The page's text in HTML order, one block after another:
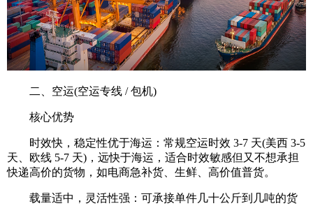
二、空运(空运专线 / 包机)
核心优势
时效快，稳定性优于海运：常规空运时效 3-7 天(美西 3-5
天、欧线 5-7 天)，远快于海运，适合时效敏感但又不想承担
快递高价的货物，如电商急补货、生鲜、高价值普货。
载量适中，灵活性强：可承接单件几十公斤到几吨的货